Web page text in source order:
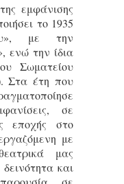
εμφάνισης
το 1935
με την
ενώ την ίδια
Σωματείου
Στα έτη που
σε
εποχής στο
με
μας
και